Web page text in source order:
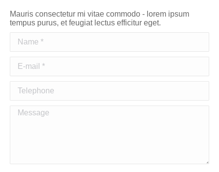
Mauris consectetur mi vitae commodo - lorem ipsum
tempus purus, et feugiat lectus efficitur eget.
Message